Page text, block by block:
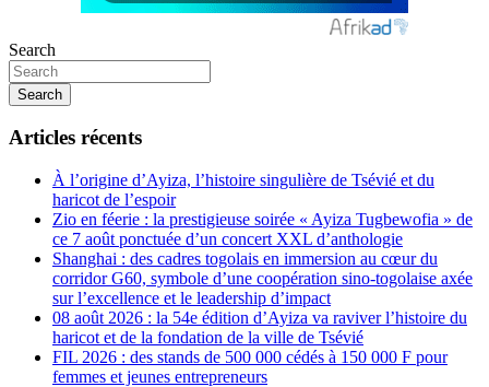
Search
Search
Articles récents
À l’origine d’Ayiza, l’histoire singulière de Tsévié et du
haricot de l’espoir
Zio en féerie : la prestigieuse soirée « Ayiza Tugbewofia » de
ce 7 août ponctuée d’un concert XXL d’anthologie
Shanghai : des cadres togolais en immersion au cœur du
corridor G60, symbole d’une coopération sino-togolaise axée
sur l’excellence et le leadership d’impact
08 août 2026 : la 54e édition d’Ayiza va raviver l’histoire du
haricot et de la fondation de la ville de Tsévié
FIL 2026 : des stands de 500 000 cédés à 150 000 F pour
femmes et jeunes entrepreneurs